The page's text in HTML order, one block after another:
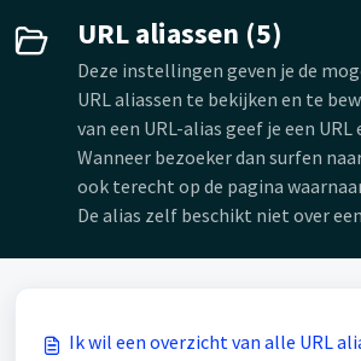
URL aliassen (5)
Deze instellingen geven je de
URL aliassen te bekijken en te
van een URL-alias geef je een
Wanneer bezoeker dan surfen
ook terecht op de pagina
De alias zelf beschikt niet over
Ik wil een overzicht van alle URL